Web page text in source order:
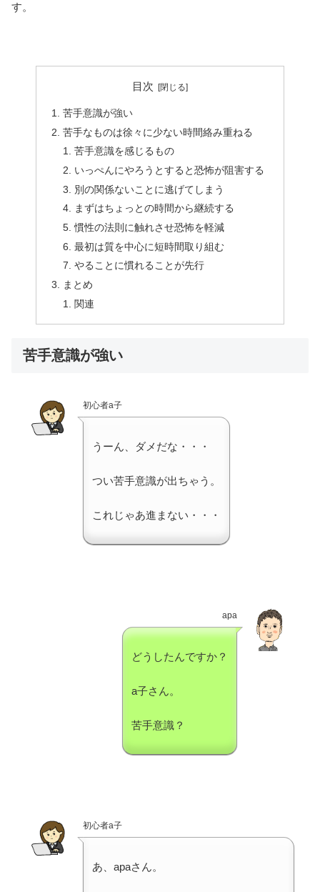
す。
目次
苦手意識が強い
苦手なものは徐々に少ない時間絡み重ねる
苦手意識を感じるもの
いっぺんにやろうとすると恐怖が阻害する
別の関係ないことに逃げてしまう
まずはちょっとの時間から継続する
慣性の法則に触れさせ恐怖を軽減
最初は質を中心に短時間取り組む
やることに慣れることが先行
まとめ
関連
苦手意識が強い
初心者a子
うーん、ダメだな・・・
つい苦手意識が出ちゃう。
これじゃあ進まない・・・
apa
どうしたんですか？
a子さん。
苦手意識？
初心者a子
あ、apaさん。